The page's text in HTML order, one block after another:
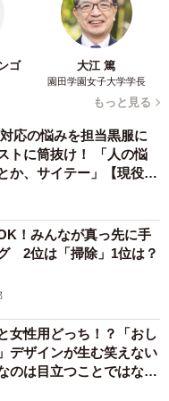
ゴ 大江 篤
園田学園女子大学学長
もっと見る
応の悩みを担当黒服に
抜け！ 「人の悩
か、サイテー」【現役キ
！みんなが真っ先に手
2位は「掃除」1位は？
女性用どっち！？「おし
デザインが生む笑えない
は目立つことではな